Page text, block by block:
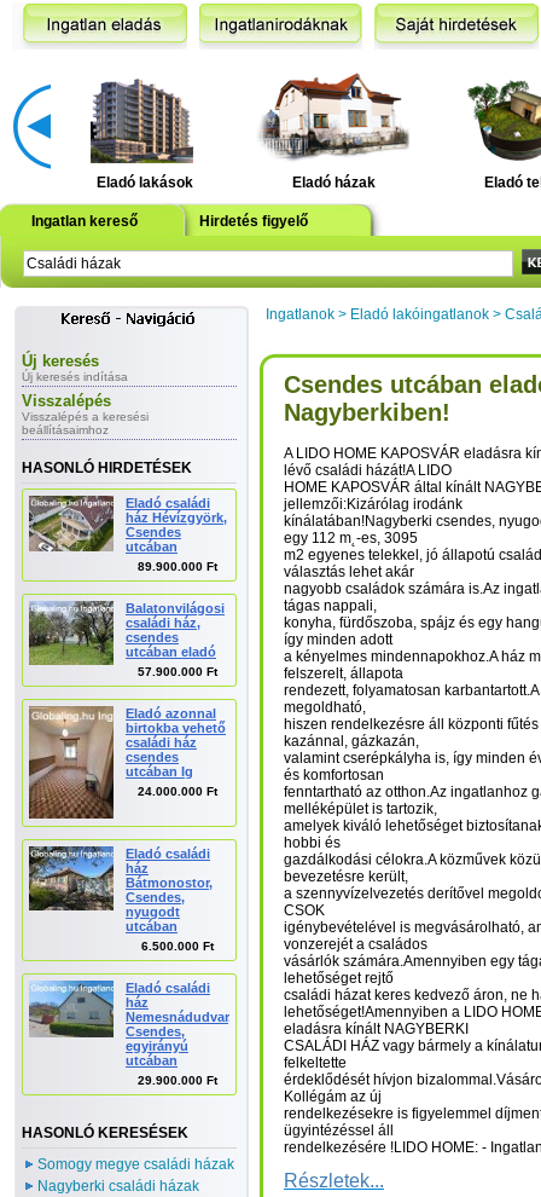
Eladó lakások Eladó házak Eladó
Ingatlan kereső Hirdetés figyelő
Új keresés
Új keresés indítása
Visszalépés
Visszalépés a keresési
beállításaimhoz
HASONLÓ HIRDETÉSEK
Eladó családi
ház Hévízgyörk,
Csendes
utcában
89.900.000 Ft
Balatonvilágosi
családi ház,
csendes
utcában eladó
57.900.000 Ft
Eladó azonnal
birtokba vehető
családi ház
csendes
utcában Ig
24.000.000 Ft
Eladó családi
ház
Bátmonostor,
Csendes,
nyugodt
utcában
6.500.000 Ft
Eladó családi
ház
Nemesnádudvar,
Csendes,
egyirányú
utcában
29.900.000 Ft
HASONLÓ KERESÉSEK
Somogy megye családi házak
Nagyberki családi házak
Ingatlanok > Eladó lakóingatlanok >
Csendes utcában
Nagyberkiben!
A LIDO HOME KAPOSVÁR eladásra
lévő családi házát!A LIDO
HOME KAPOSVÁR által kínált
jellemzői:Kizárólag irodánk
kínálatában!Nagyberki csendes,
egy 112 m˛-es, 3095
m2 egyenes telekkel, jó állapotú
választás lehet akár
nagyobb családok számára is.Az
tágas nappali,
konyha, fürdőszoba, spájz és egy
így minden adott
a kényelmes mindennapokhoz.A ház
felszerelt, állapota
rendezett, folyamatosan
megoldható,
hiszen rendelkezésre áll központi
kazánnal, gázkazán,
valamint cserépkályha is, így minden
és komfortosan
fenntartható az otthon.Az ingatlanhoz
melléképület is tartozik,
amelyek kiváló lehetőséget
hobbi és
gazdálkodási célokra.A közművek
bevezetésre került,
a szennyvízelvezetés derítővel
CSOK
igénybevételével is megvásárolható,
vonzerejét a családos
vásárlók számára.Amennyiben egy
lehetőséget rejtő
családi házat keres kedvező áron, ne
lehetőséget!Amennyiben a LIDO
eladásra kínált NAGYBERKI
CSALÁDI HÁZ vagy bármely a
felkeltette
érdeklődését hívjon
Kollégám az új
rendelkezésekre is figyelemmel
ügyintézéssel áll
rendelkezésére !LIDO HOME: -
Részletek...